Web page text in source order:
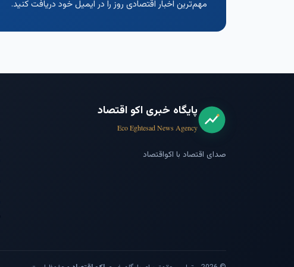
مهم‌ترین اخبار اقتصادی روز را در ایمیل خود دریافت کنید.
پایگاه خبری اکو اقتصاد
Eco Eghtesad News Agency
صدای اقتصاد با اکواقتصاد